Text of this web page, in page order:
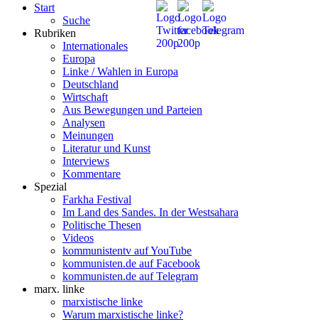
Start
Suche
Rubriken
Internationales
Europa
Linke / Wahlen in Europa
Deutschland
Wirtschaft
Aus Bewegungen und Parteien
Analysen
Meinungen
Literatur und Kunst
Interviews
Kommentare
Spezial
Farkha Festival
Im Land des Sandes. In der Westsahara
Politische Thesen
Videos
kommunistentv auf YouTube
kommunisten.de auf Facebook
kommunisten.de auf Telegram
marx. linke
marxistische linke
Warum marxistische linke?